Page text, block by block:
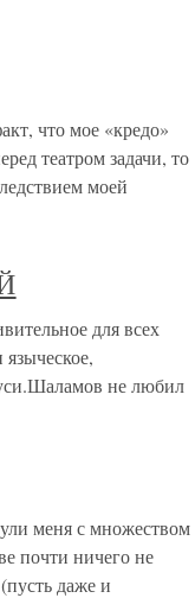
что мое «кредо»
театром задачи, то
моей
для всех
не любил
меня с множеством
почти ничего не
даже и